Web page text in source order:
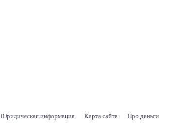
Юридическая информация Карта сайта Про деньги